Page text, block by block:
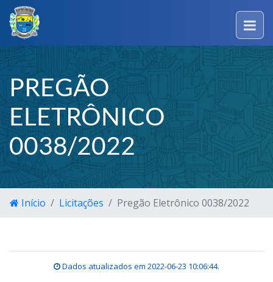
PREGÃO
ELETRÔNICO
0038/2022
Início Licitações Pregão Eletrônico 0038/2022
Dados atualizados em 2022-06-23 10:06:44.